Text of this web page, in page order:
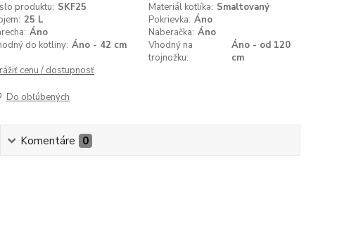
produktu: SKF25 Materiál kotlíka: Smaltovaný
25 L Pokrievka: Áno
Áno Naberačka: Áno
do kotliny: Áno - 42 cm
Vhodný na
trojnožku:
Áno - od 120
cm
cenu / dostupnosť
Do obľúbených
Komentáre 0